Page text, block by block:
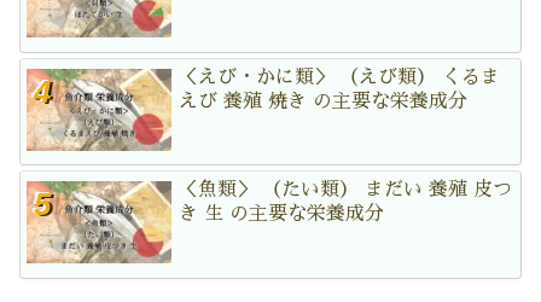
＜えび・かに類＞ （えび類） くるま
えび 養殖 焼き の主要な栄養成分
＜魚類＞ （たい類） まだい 養殖 皮つ
き 生 の主要な栄養成分